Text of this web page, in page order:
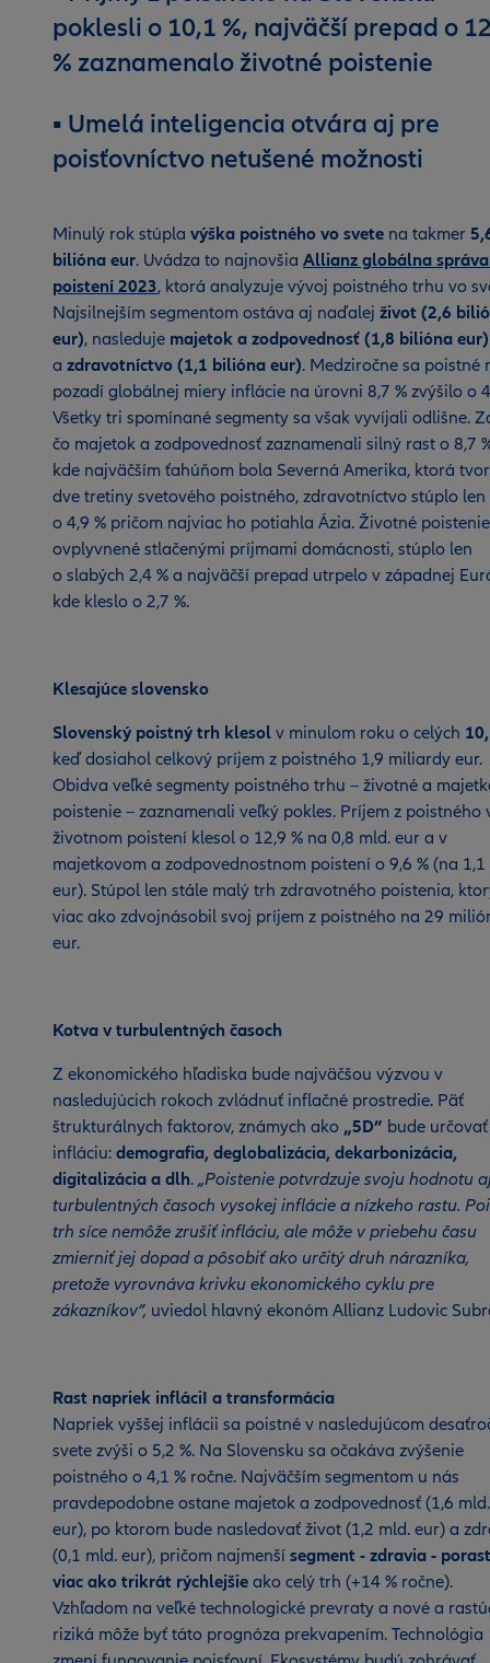
poklesli o 10,1 %, najväčší prepad o
% zaznamenalo životné poistenie
▪ Umelá inteligencia otvára aj pre
poisťovníctvo netušené možnosti
Minulý rok stúpla výška poistného vo svete na takmer
bilióna eur. Uvádza to najnovšia Allianz globálna
poistení 2023, ktorá analyzuje vývoj poistného trhu vo
Najsilnejším segmentom ostáva aj naďalej život (2,6
eur), nasleduje majetok a zodpovednosť (1,8 bilióna eur)
a zdravotníctvo (1,1 bilióna eur). Medziročne sa poistné
pozadí globálnej miery inflácie na úrovni 8,7 % zvýšilo o
Všetky tri spomínané segmenty sa však vyvíjali odlišne.
čo majetok a zodpovednosť zaznamenali silný rast o 8,7
kde najväčším ťahúňom bola Severná Amerika, ktorá
dve tretiny svetového poistného, zdravotníctvo stúplo len
o 4,9 % pričom najviac ho potiahla Ázia. Životné
ovplyvnené stlačenými príjmami domácnosti, stúplo len
o slabých 2,4 % a najväčší prepad utrpelo v západnej
kde kleslo o 2,7 %.
Klesajúce slovensko
Slovenský poistný trh klesol v minulom roku o celých
keď dosiahol celkový príjem z poistného 1,9 miliardy eur.
Obidva veľké segmenty poistného trhu – životné a
poistenie – zaznamenali veľký pokles. Príjem z poistného
životnom poistení klesol o 12,9 % na 0,8 mld. eur a v
majetkovom a zodpovednostnom poistení o 9,6 % (na 1,1
eur). Stúpol len stále malý trh zdravotného poistenia,
viac ako zdvojnásobil svoj príjem z poistného na 29
eur.
Kotva v turbulentných časoch
Z ekonomického hľadiska bude najväčšou výzvou v
nasledujúcich rokoch zvládnuť inflačné prostredie. Päť
štrukturálnych faktorov, známych ako „5D” bude určovať
infláciu: demografia, deglobalizácia, dekarbonizácia,
digitalizácia a dlh. „Poistenie potvrdzuje svoju hodnotu
turbulentných časoch vysokej inflácie a nízkeho rastu.
trh síce nemôže zrušiť infláciu, ale môže v priebehu času
zmierniť jej dopad a pôsobiť ako určitý druh nárazníka,
pretože vyrovnáva krivku ekonomického cyklu pre
zákazníkov”, uviedol hlavný ekonóm Allianz Ludovic
Rast napriek infláciI a transformácia
Napriek vyššej inflácii sa poistné v nasledujúcom
svete zvýši o 5,2 %. Na Slovensku sa očakáva zvýšenie
poistného o 4,1 % ročne. Najväčším segmentom u nás
pravdepodobne ostane majetok a zodpovednosť (1,6 mld.
eur), po ktorom bude nasledovať život (1,2 mld. eur) a
(0,1 mld. eur), pričom najmenší segment - zdravia -
viac ako trikrát rýchlejšie ako celý trh (+14 % ročne).
Vzhľadom na veľké technologické prevraty a nové a
riziká môže byť táto prognóza prekvapením. Technológia